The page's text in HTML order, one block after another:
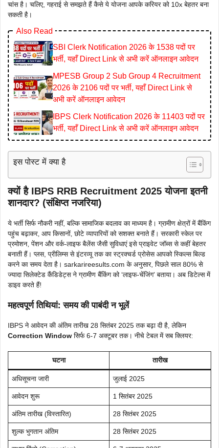
चांस है। चलिए, गहराई से समझते हैं कैसे ये योजना आपके करियर को 10x बेहतर बना
सकती है।
Also Read
SBI Clerk Notification 2026 के 1538 पदों पर
भर्ती, यहाँ Direct Link से अभी करें ऑनलाइन आवेदन
MPESB Group 2 Sub Group 4 Recruitment
2026 के 2106 पदों पर भर्ती, यहाँ Direct Link से
अभी करें ऑनलाइन आवेदन
IBPS Clerk Notification 2026 के 11403 पदों पर
भर्ती, यहाँ Direct Link से अभी करें ऑनलाइन आवेदन
इस पोस्ट में क्या है
क्यों है IBPS RRB Recruitment 2025 योजना इतनी
शानदार? (संक्षिप्त नजरिया)
ये भर्ती सिर्फ नौकरी नहीं, बल्कि सामाजिक बदलाव का माध्यम है। ग्रामीण क्षेत्रों में बैंकिंग
पहुंच बढ़ाकर, आप किसानों, छोटे व्यापारियों को सशक्त बनाते हैं। सरकारी स्केल पर
प्रमोशन, पेंशन और वर्क-लाइफ बैलेंस जैसी सुविधाएं इसे प्राइवेट जॉब्स से कहीं बेहतर
बनाती हैं। प्लस, प्रीलिम्स से इंटरव्यू तक का स्ट्रक्चर्ड प्रोसेस आपको स्किल्स बिल्ड
करने का समय देता है। sarkarireesults.com के अनुसार, पिछले साल 80% से
ज्यादा सिलेक्टेड कैंडिडेट्स ने ग्रामीण बैंकिंग को ‘लाइफ-चेंजिंग’ बताया। अब डिटेल्स में
डाइव करते हैं!
महत्वपूर्ण तिथियां: समय की पाबंदी न भूलें
IBPS ने आवेदन की अंतिम तारीख 28 सितंबर 2025 तक बढ़ा दी है, लेकिन
Correction Window सिर्फ 6-7 अक्टूबर तक। नीचे टेबल में सब क्लियर:
घटना तारीख
अधिसूचना जारी जुलाई 2025
आवेदन शुरू 1 सितंबर 2025
अंतिम तारीख (विस्तारित) 28 सितंबर 2025
शुल्क भुगतान अंतिम 28 सितंबर 2025